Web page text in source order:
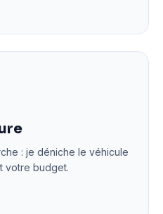
: je déniche le véhicule
votre budget.